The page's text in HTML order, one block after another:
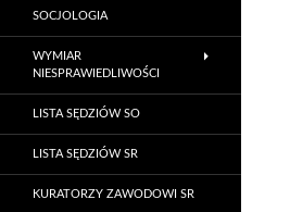
SOCJOLOGIA
WYMIAR
NIESPRAWIEDLIWOŚCI
LISTA SĘDZIÓW SO
LISTA SĘDZIÓW SR
KURATORZY ZAWODOWI SR